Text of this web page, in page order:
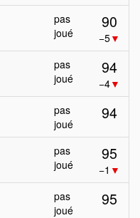
pas
joué
90
−5▼
pas
joué
94
−4▼
pas
joué
94
pas
joué
95
−1 ▼
pas
joué
95